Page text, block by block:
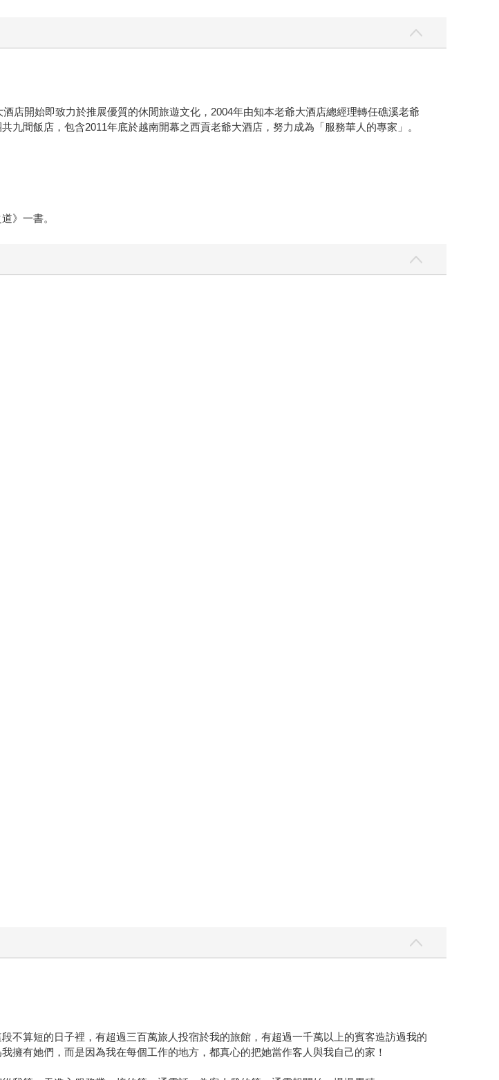
店開始即致力於推展優質的休閒旅遊文化，2004年由知本老爺大酒店總經理轉任礁溪老爺
間飯店，包含2011年底於越南開幕之西貢老爺大酒店，努力成為「服務華人的專家」。
》一書。
不算短的日子裡，有超過三百萬旅人投宿於我的旅館，有超過一千萬以上的賓客造訪過我的
有她們，而是因為我在每個工作的地方，都真心的把她當作客人與我自己的家！